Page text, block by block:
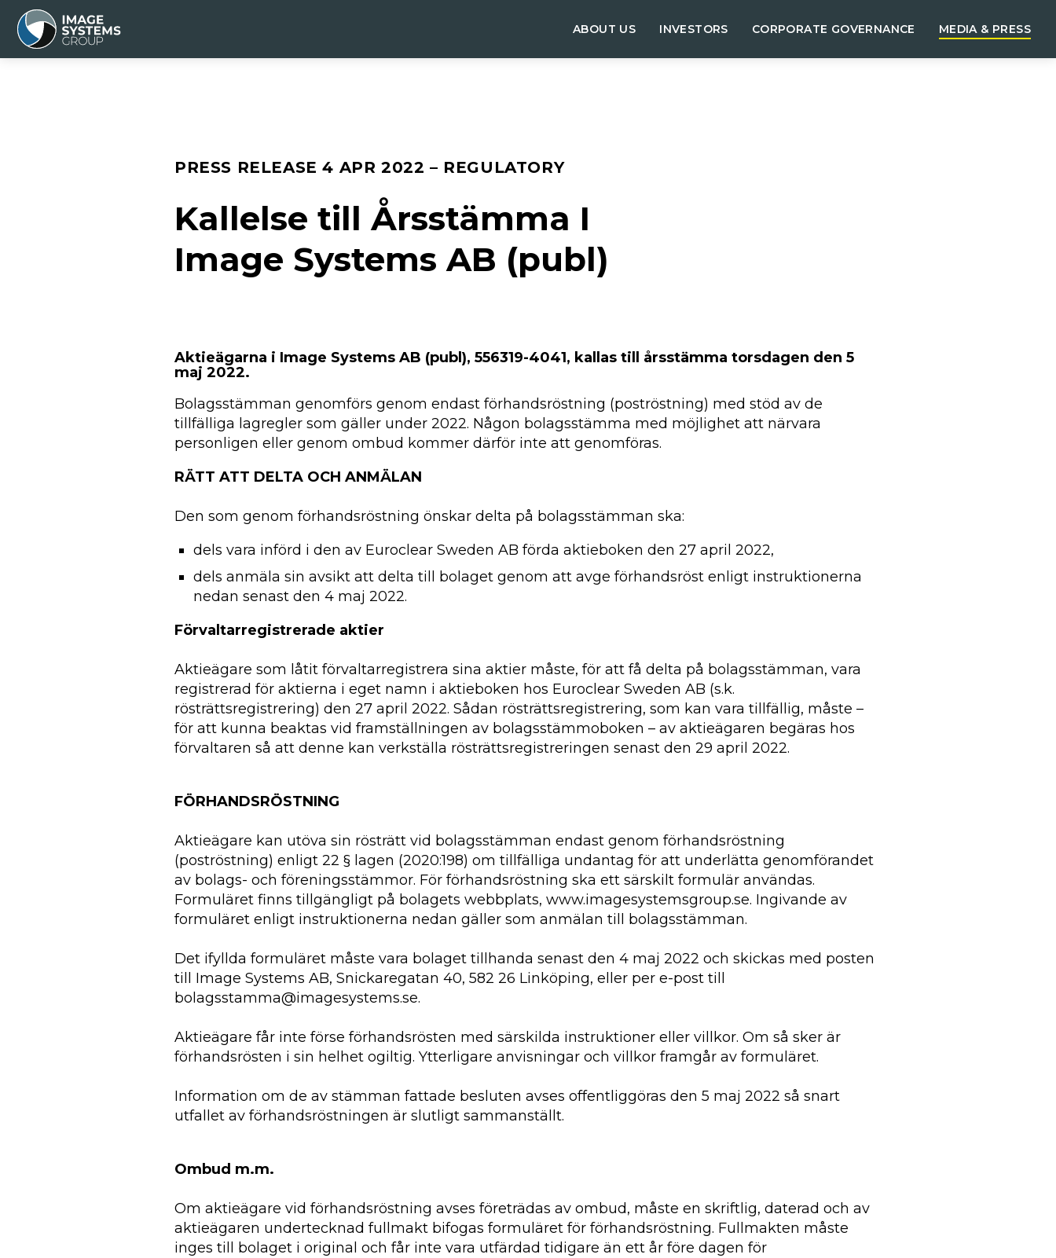
ABOUT US INVESTORS CORPORATE GOVERNANCE MEDIA & PRESS
Kallelse till Årsstämma I
Image Systems AB (publ)
PRESS RELEASE 4 APR 2022 – REGULATORY
Aktieägarna i Image Systems AB (publ), 556319-4041, kallas till årsstämma torsdagen den 5
maj 2022.
Bolagsstämman genomförs genom endast förhandsröstning (poströstning) med stöd av de
tillfälliga lagregler som gäller under 2022. Någon bolagsstämma med möjlighet att närvara
personligen eller genom ombud kommer därför inte att genomföras.
RÄTT ATT DELTA OCH ANMÄLAN
Den som genom förhandsröstning önskar delta på bolagsstämman ska:
dels vara införd i den av Euroclear Sweden AB förda aktieboken den 27 april 2022,
dels anmäla sin avsikt att delta till bolaget genom att avge förhandsröst enligt instruktionerna
nedan senast den 4 maj 2022.
Förvaltarregistrerade aktier
Aktieägare som låtit förvaltarregistrera sina aktier måste, för att få delta på bolagsstämman, vara
registrerad för aktierna i eget namn i aktieboken hos Euroclear Sweden AB (s.k.
rösträttsregistrering) den 27 april 2022. Sådan rösträttsregistrering, som kan vara tillfällig, måste –
för att kunna beaktas vid framställningen av bolagsstämmoboken – av aktieägaren begäras hos
förvaltaren så att denne kan verkställa rösträttsregistreringen senast den 29 april 2022.
FÖRHANDSRÖSTNING
Aktieägare kan utöva sin rösträtt vid bolagsstämman endast genom förhandsröstning
(poströstning) enligt 22 § lagen (2020:198) om tillfälliga undantag för att underlätta genomförandet
av bolags- och föreningsstämmor. För förhandsröstning ska ett särskilt formulär användas.
Formuläret finns tillgängligt på bolagets webbplats, www.imagesystemsgroup.se. Ingivande av
formuläret enligt instruktionerna nedan gäller som anmälan till bolagsstämman.
Det ifyllda formuläret måste vara bolaget tillhanda senast den 4 maj 2022 och skickas med posten
till Image Systems AB, Snickaregatan 40, 582 26 Linköping, eller per e-post till
bolagsstamma@imagesystems.se.
Aktieägare får inte förse förhandsrösten med särskilda instruktioner eller villkor. Om så sker är
förhandsrösten i sin helhet ogiltig. Ytterligare anvisningar och villkor framgår av formuläret.
Information om de av stämman fattade besluten avses offentliggöras den 5 maj 2022 så snart
utfallet av förhandsröstningen är slutligt sammanställt.
Ombud m.m.
Om aktieägare vid förhandsröstning avses företrädas av ombud, måste en skriftlig, daterad och av
aktieägaren undertecknad fullmakt bifogas formuläret för förhandsröstning. Fullmakten måste
inges till bolaget i original och får inte vara utfärdad tidigare än ett år före dagen för